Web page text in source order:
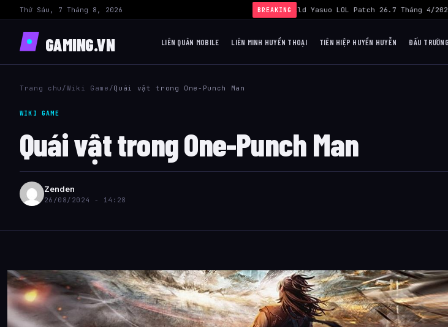
Thứ Sáu, 7 Tháng 8, 2026 BREAKING
› Build Yasuo LOL Patch 26.7 Tháng 4/
GAMING.VN LIÊN QUÂN MOBILE LIÊN MINH HUYỀN THOẠI TIÊN HIỆP HUYỀN HUYỄN ĐẤU
Trang chu /Wiki Game /Quái vật trong One-Punch Man
WIKI GAME
Quái vật trong One-Punch Man
Zenden
26/08/2024 - 14:28